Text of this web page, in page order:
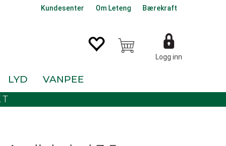
Kundesenter Om Leteng Bærekraft
Logg inn
LYD VANPEE